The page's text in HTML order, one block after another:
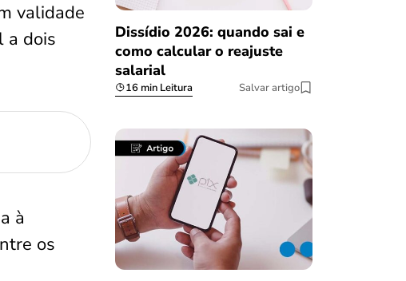
validade
a dois
à
os
Dissídio 2026: quando sai e
como calcular o reajuste
salarial
16 min Leitura Salvar artigo